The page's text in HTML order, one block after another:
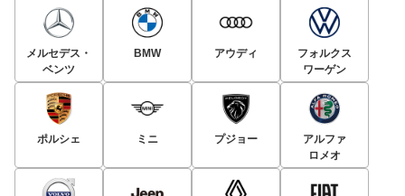
メルセデス・
ベンツ
BMW アウディ
フォルクス
ワーゲン
ポルシェ ミニ プジョー
アルファ
ロメオ